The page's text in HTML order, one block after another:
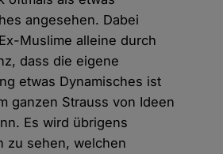
angesehen. Dabei
Muslime alleine durch
dass die eigene
etwas Dynamisches ist
ganzen Strauss von Ideen
Es wird übrigens
zu sehen, welchen